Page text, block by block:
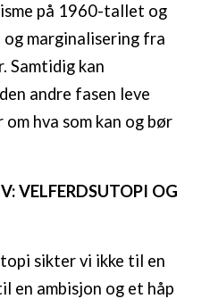
på 1960-tallet og
marginalisering fra
Samtidig kan
andre fasen leve
hva som kan og bør
VELFERDSUTOPI OG
sikter vi ikke til en
en ambisjon og et håp